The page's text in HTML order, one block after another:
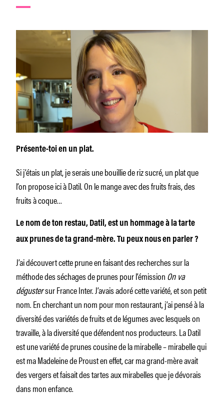
Présente-toi en un plat.
Si j’étais un plat, je serais une bouillie de riz sucré, un plat que
l’on propose ici à Datil. On le mange avec des fruits frais, des
fruits à coque…
Le nom de ton restau, Datil, est un hommage à la tarte
aux prunes de ta grand-mère. Tu peux nous en parler ?
J’ai découvert cette prune en faisant des recherches sur la
méthode des séchages de prunes pour l’émissionOn va
dégustersur France Inter. J’avais adoré cette variété, et son petit
nom. En cherchant un nom pour mon restaurant, j’ai pensé à la
diversité des variétés de fruits et de légumes avec lesquels on
travaille, à la diversité que défendent nos producteurs. La Datil
est une variété de prunes cousine de la mirabelle – mirabelle qui
est ma Madeleine de Proust en effet, car ma grand-mère avait
des vergers et faisait des tartes aux mirabelles que je dévorais
dans mon enfance.